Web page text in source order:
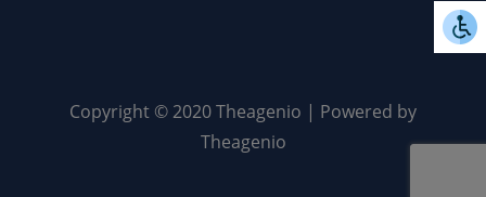
Copyright © 2020 Theagenio | Powered by
Theagenio